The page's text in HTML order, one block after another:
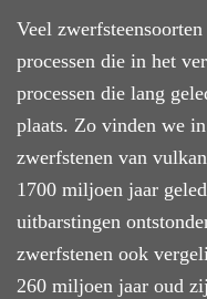
Veel
processen die in het
processen die lang
plaats. Zo vinden we
zwerfstenen van
1700 miljoen jaar
uitbarstingen
zwerfstenen ook
260 miljoen jaar oud